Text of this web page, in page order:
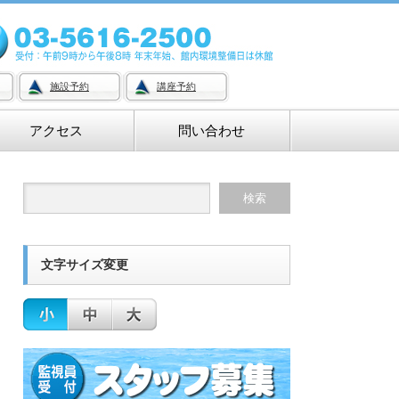
施設予約 講座予約
アクセス 問い合わせ
文字サイズ変更